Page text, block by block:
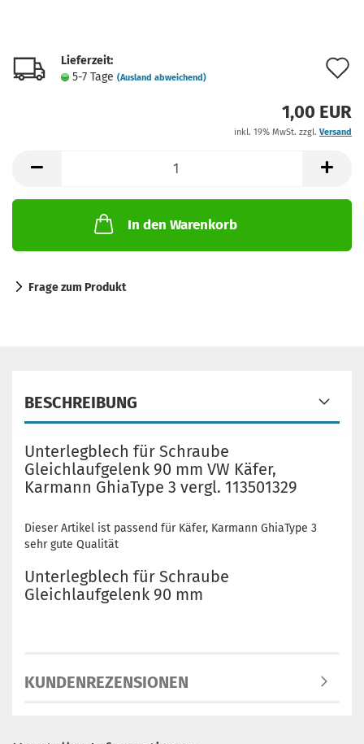
Lieferzeit:
5-7 Tage (Ausland abweichend)
1,00 EUR
inkl. 19% MwSt. zzgl. Versand
In den Warenkorb
Frage zum Produkt
BESCHREIBUNG
Unterlegblech für Schraube
Gleichlaufgelenk 90 mm VW Käfer,
Karmann GhiaType 3 vergl. 113501329
Dieser Artikel ist passend für Käfer, Karmann GhiaType 3
sehr gute Qualität
Unterlegblech für Schraube
Gleichlaufgelenk 90 mm
KUNDENREZENSIONEN